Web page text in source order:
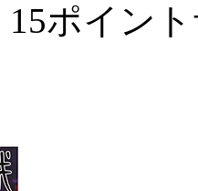
15ポイン